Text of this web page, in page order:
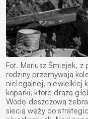
Fot. Mariusz Śmiejek, z
rodziny przemywają
nielegalnej, niewielkiej
koparki, które drążą
Wodę deszczową
siecią węży do